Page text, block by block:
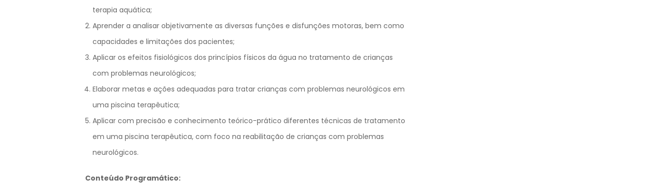
terapia aquática;
Aprender a analisar objetivamente as diversas funções e disfunções motoras, bem como
capacidades e limitações dos pacientes;
Aplicar os efeitos fisiológicos dos princípios físicos da água no tratamento de crianças
com problemas neurológicos;
Elaborar metas e ações adequadas para tratar crianças com problemas neurológicos em
uma piscina terapêutica;
Aplicar com precisão e conhecimento teórico-prático diferentes técnicas de tratamento
em uma piscina terapêutica, com foco na reabilitação de crianças com problemas
neurológicos.
Conteúdo Programático: